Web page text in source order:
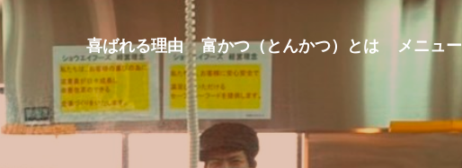
喜ばれる理由 富かつ（とんかつ）とは メニュー